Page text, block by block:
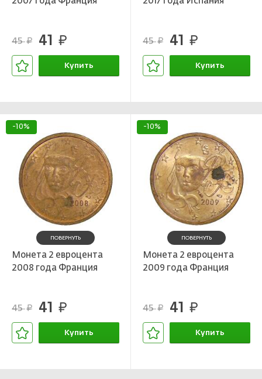
45руб. 41 руб.
Купить
45руб. 41 руб.
Купить
-10%
ПОВЕРНУТЬ
Монета 2 евроцента
2008 года Франция
45руб. 41 руб.
Купить
-10%
ПОВЕРНУТЬ
Монета 2 евроцента
2009 года Франция
45руб. 41 руб.
Купить